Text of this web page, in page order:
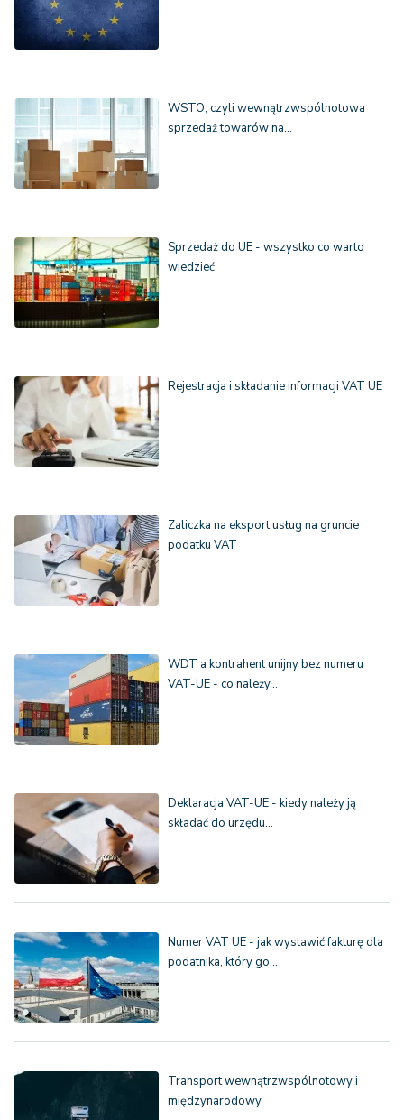
WSTO, czyli wewnątrzwspólnotowa
sprzedaż towarów na…
Sprzedaż do UE - wszystko co warto
wiedzieć
Rejestracja i składanie informacji VAT UE
Zaliczka na eksport usług na gruncie
podatku VAT
WDT a kontrahent unijny bez numeru
VAT-UE - co należy…
Deklaracja VAT-UE - kiedy należy ją
składać do urzędu…
Numer VAT UE - jak wystawić fakturę dla
podatnika, który go…
Transport wewnątrzwspólnotowy i
międzynarodowy